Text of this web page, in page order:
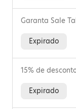
Garanta Sale
Expirado
15% de
Expirado